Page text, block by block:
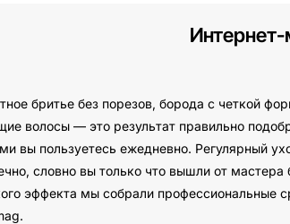
бритье без порезов, борода с четкой
волосы — это результат правильно
вы пользуетесь ежедневно. Регулярный
словно вы только что вышли от
эффекта мы собрали профессиональные